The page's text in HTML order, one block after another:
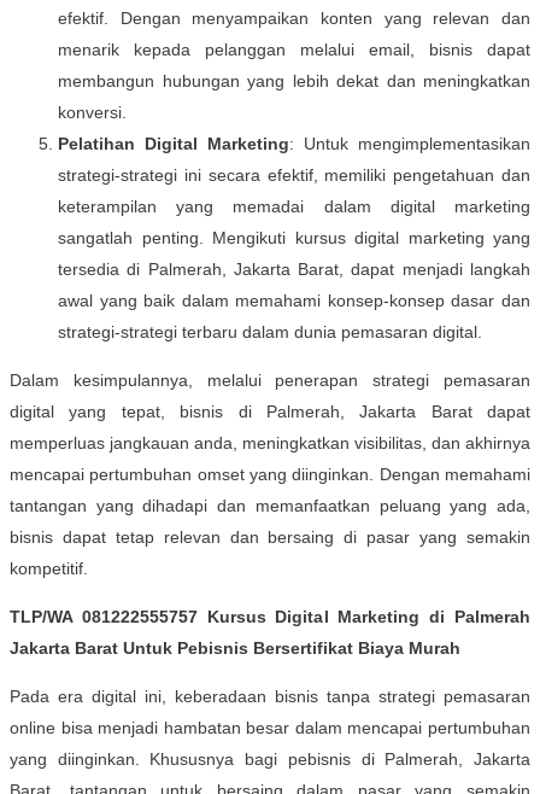
efektif. Dengan menyampaikan konten yang relevan dan
menarik kepada pelanggan melalui email, bisnis dapat
membangun hubungan yang lebih dekat dan meningkatkan
konversi.
Pelatihan Digital Marketing: Untuk mengimplementasikan
strategi-strategi ini secara efektif, memiliki pengetahuan dan
keterampilan yang memadai dalam digital marketing
sangatlah penting. Mengikuti kursus digital marketing yang
tersedia di Palmerah, Jakarta Barat, dapat menjadi langkah
awal yang baik dalam memahami konsep-konsep dasar dan
strategi-strategi terbaru dalam dunia pemasaran digital.
Dalam kesimpulannya, melalui penerapan strategi pemasaran
digital yang tepat, bisnis di Palmerah, Jakarta Barat dapat
memperluas jangkauan anda, meningkatkan visibilitas, dan akhirnya
mencapai pertumbuhan omset yang diinginkan. Dengan memahami
tantangan yang dihadapi dan memanfaatkan peluang yang ada,
bisnis dapat tetap relevan dan bersaing di pasar yang semakin
kompetitif.
TLP/WA 081222555757 Kursus Digital Marketing di Palmerah
Jakarta Barat Untuk Pebisnis Bersertifikat Biaya Murah
Pada era digital ini, keberadaan bisnis tanpa strategi pemasaran
online bisa menjadi hambatan besar dalam mencapai pertumbuhan
yang diinginkan. Khususnya bagi pebisnis di Palmerah, Jakarta